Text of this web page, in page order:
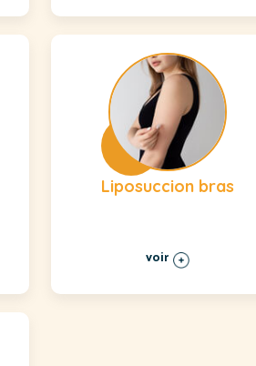
Liposuccion bras
voir